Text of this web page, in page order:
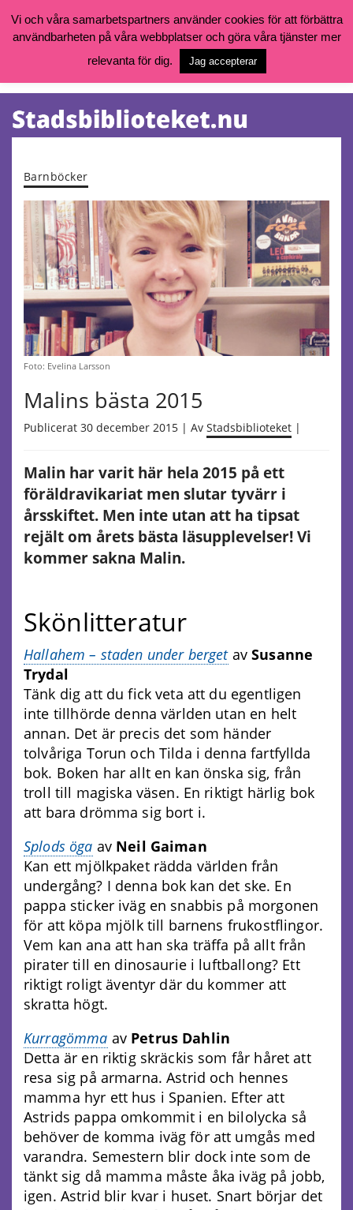
Vill du söka böcker, logga in på ditt bibliotekskonto eller nå övriga
goteborg.se/bibliotek
Öppettider, katalog och kontakt
Tjänster
Barnböcker
Foto: Evelina Larsson
Malins bästa 2015
Publicerat 30 december 2015 | Av Stadsbiblioteket |
Malin har varit här hela 2015 på ett
föräldravikariat men slutar tyvärr i
årsskiftet. Men inte utan att ha tipsat
rejält om årets bästa läsupplevelser! Vi
kommer sakna Malin.
Skönlitteratur
Hallahem – staden under bergetavSusanne
Trydal
Tänk dig att du fick veta att du egentligen
inte tillhörde denna världen utan en helt
annan. Det är precis det som händer
tolvåriga Torun och Tilda i denna fartfyllda
bok. Boken har allt en kan önska sig, från
troll till magiska väsen. En riktigt härlig bok
att bara drömma sig bort i.
Splods öga av Neil Gaiman
Kan ett mjölkpaket rädda världen från
undergång? I denna bok kan det ske. En
pappa sticker iväg en snabbis på morgonen
för att köpa mjölk till barnens frukostflingor.
Vem kan ana att han ska träffa på allt från
pirater till en dinosaurie i luftballong? Ett
riktigt roligt äventyr där du kommer att
skratta högt.
Kurragömma av Petrus Dahlin
Detta är en riktig skräckis som får håret att
resa sig på armarna. Astrid och hennes
mamma hyr ett hus i Spanien. Efter att
Astrids pappa omkommit i en bilolycka så
behöver de komma iväg för att umgås med
varandra. Semestern blir dock inte som de
tänkt sig då mamma måste åka iväg på jobb,
igen. Astrid blir kvar i huset. Snart börjar det
Vi och våra samarbetspartners använder cookies för att förbättra
användbarheten på våra webbplatser och göra våra tjänster mer
relevanta för dig.
Jag accepterar